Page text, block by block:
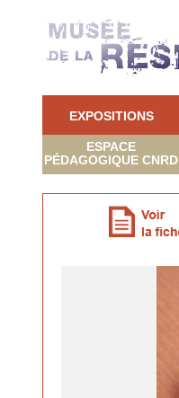
EXPOSITIONS
ESPACE
PÉDAGOGIQUE CNRD